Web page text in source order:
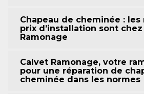
Chapeau de cheminée :
prix d’installation sont
Ramonage
Calvet Ramonage, votre
pour une réparation de
cheminée dans les normes